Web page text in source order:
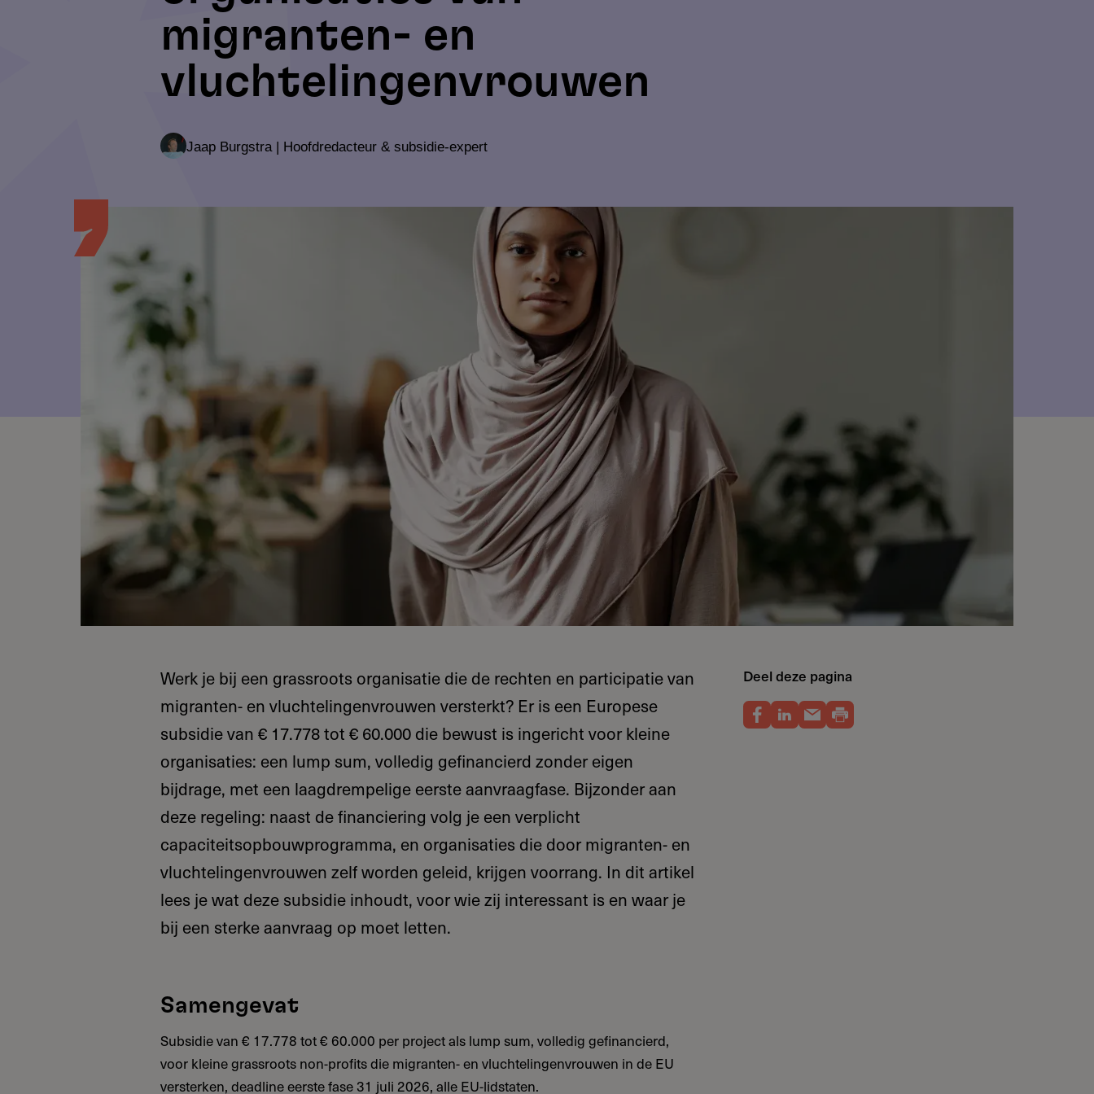
migranten- en
vluchtelingenvrouwen
Jaap Burgstra | Hoofdredacteur & subsidie-expert
Werk je bij een grassroots organisatie die de rechten en participatie van
migranten- en vluchtelingenvrouwen versterkt? Er is een Europese
subsidie van € 17.778 tot € 60.000 die bewust is ingericht voor kleine
organisaties: een lump sum, volledig gefinancierd zonder eigen
bijdrage, met een laagdrempelige eerste aanvraagfase. Bijzonder aan
deze regeling: naast de financiering volg je een verplicht
capaciteitsopbouwprogramma, en organisaties die door migranten- en
vluchtelingenvrouwen zelf worden geleid, krijgen voorrang. In dit artikel
lees je wat deze subsidie inhoudt, voor wie zij interessant is en waar je
bij een sterke aanvraag op moet letten.
Deel deze pagina
Samengevat
Subsidie van € 17.778 tot € 60.000 per project als lump sum, volledig gefinancierd,
voor kleine grassroots non-profits die migranten- en vluchtelingenvrouwen in de EU
versterken, deadline eerste fase 31 juli 2026, alle EU-lidstaten.